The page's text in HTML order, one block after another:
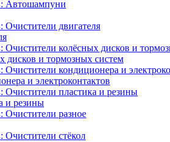
дисков и тормозных систем
и электроконтактов
и резины